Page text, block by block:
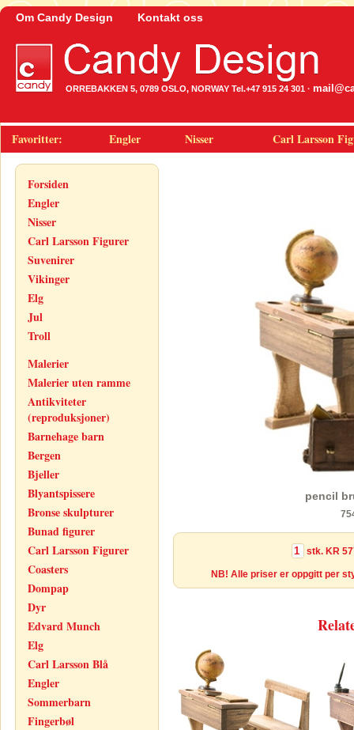
Om Candy Design Kontakt oss
ORREBAKKEN 5, 0789 OSLO, NORWAY Tel.+47 915 24 301 ·
Favoritter: Engler Nisser Carl Larsson
Forsiden
Engler
Nisser
Carl Larsson Figurer
Suvenirer
Vikinger
Elg
Jul
Troll
Malerier
Malerier uten ramme
Antikviteter
(reproduksjoner)
Barnehage barn
Bergen
Bjeller
Blyantspissere
Bronse skulpturer
Bunad figurer
Carl Larsson Figurer
Coasters
Dompap
Dyr
Edvard Munch
Elg
Carl Larsson Blå
Engler
Sommerbarn
Fingerbøl
pencil
stk. KR
NB! Alle priser er oppgitt per